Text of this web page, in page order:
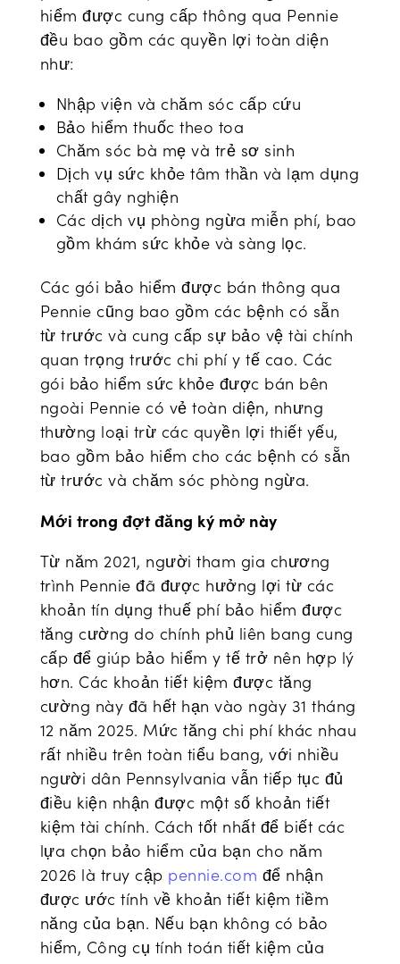
hiểm được cung cấp thông qua Pennie
đều bao gồm các quyền lợi toàn diện
như:
Nhập viện và chăm sóc cấp cứu
Bảo hiểm thuốc theo toa
Chăm sóc bà mẹ và trẻ sơ sinh
Dịch vụ sức khỏe tâm thần và lạm dụng
chất gây nghiện
Các dịch vụ phòng ngừa miễn phí, bao
gồm khám sức khỏe và sàng lọc.
Các gói bảo hiểm được bán thông qua
Pennie cũng bao gồm các bệnh có sẵn
từ trước và cung cấp sự bảo vệ tài chính
quan trọng trước chi phí y tế cao. Các
gói bảo hiểm sức khỏe được bán bên
ngoài Pennie có vẻ toàn diện, nhưng
thường loại trừ các quyền lợi thiết yếu,
bao gồm bảo hiểm cho các bệnh có sẵn
từ trước và chăm sóc phòng ngừa.
Mới trong đợt đăng ký mở này
Từ năm 2021, người tham gia chương
trình Pennie đã được hưởng lợi từ các
khoản tín dụng thuế phí bảo hiểm được
tăng cường do chính phủ liên bang cung
cấp để giúp bảo hiểm y tế trở nên hợp lý
hơn. Các khoản tiết kiệm được tăng
cường này đã hết hạn vào ngày 31 tháng
12 năm 2025. Mức tăng chi phí khác nhau
rất nhiều trên toàn tiểu bang, với nhiều
người dân Pennsylvania vẫn tiếp tục đủ
điều kiện nhận được một số khoản tiết
kiệm tài chính. Cách tốt nhất để biết các
lựa chọn bảo hiểm của bạn cho năm
2026 là truy cập pennie.com để nhận
được ước tính về khoản tiết kiệm tiềm
năng của bạn. Nếu bạn không có bảo
hiểm, Công cụ tính toán tiết kiệm của